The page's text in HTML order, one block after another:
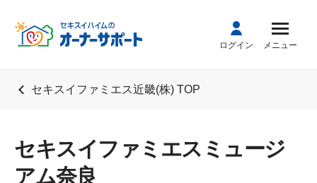
ログイン メニュー
セキスイファミエス近畿(株) TOP
セキスイファミエスミュージ
アム奈良